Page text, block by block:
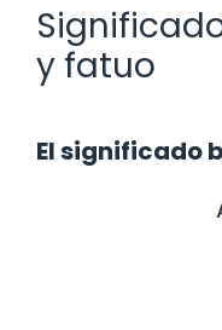
y fatuo
El significado